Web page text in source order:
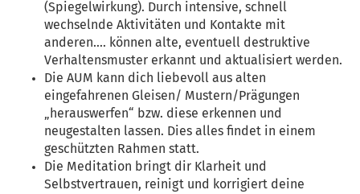
(Spiegelwirkung). Durch intensive, schnell
wechselnde Aktivitäten und Kontakte mit
anderen.... können alte, eventuell destruktive
Verhaltensmuster erkannt und aktualisiert werden.
Die AUM kann dich liebevoll aus alten
eingefahrenen Gleisen/ Mustern/Prägungen
„herauswerfen“ bzw. diese erkennen und
neugestalten lassen. Dies alles findet in einem
geschützten Rahmen statt.
Die Meditation bringt dir Klarheit und
Selbstvertrauen, reinigt und korrigiert deine